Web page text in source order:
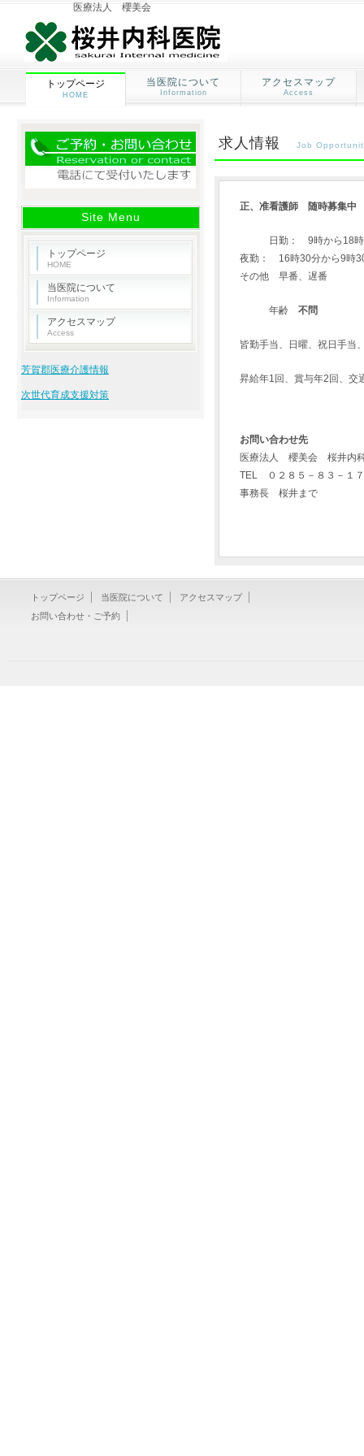
トップページ
HOME
当医院について
Information
アクセスマップ
Access
医療法人 櫻美会
求人情報 Job
正、准看護師 随時募集中
日勤： 9時から18時
夜勤： 16時30分から9時
その他 早番、遅番
年齢 不問
皆勤手当、日曜、祝日手
昇給年1回、賞与年2回、交
お問い合わせ先
医療法人 櫻美会 桜井内
TEL ０２８５－８３－１
事務長 桜井まで
Site Menu
トップページ
HOME
当医院について
Information
アクセスマップ
Access
芳賀郡医療介護情報
次世代育成支援対策
トップページ 当医院について
アクセスマップ
お問い合わせ・ご予約